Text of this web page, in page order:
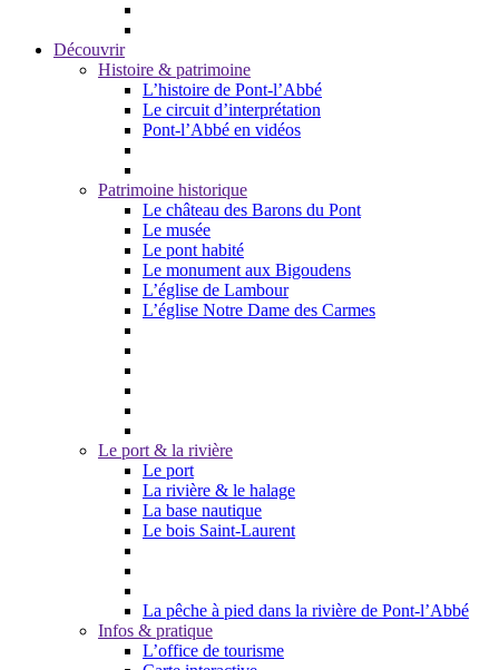
Découvrir
Histoire & patrimoine
L’histoire de Pont-l’Abbé
Le circuit d’interprétation
Pont-l’Abbé en vidéos
Patrimoine historique
Le château des Barons du Pont
Le musée
Le pont habité
Le monument aux Bigoudens
L’église de Lambour
L’église Notre Dame des Carmes
Le port & la rivière
Le port
La rivière & le halage
La base nautique
Le bois Saint-Laurent
La pêche à pied dans la rivière de Pont-l’Abbé
Infos & pratique
L’office de tourisme